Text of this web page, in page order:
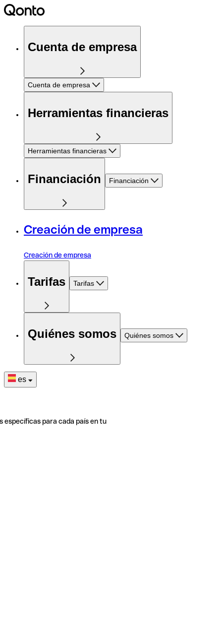
Cuenta de empresa
Cuenta de empresa
Herramientas financieras
Herramientas financieras
Financiación Financiación
Creación de empresa
Creación de empresa
Tarifas Tarifas
Quiénes somos Quiénes somos
es
específicas para cada país en tu